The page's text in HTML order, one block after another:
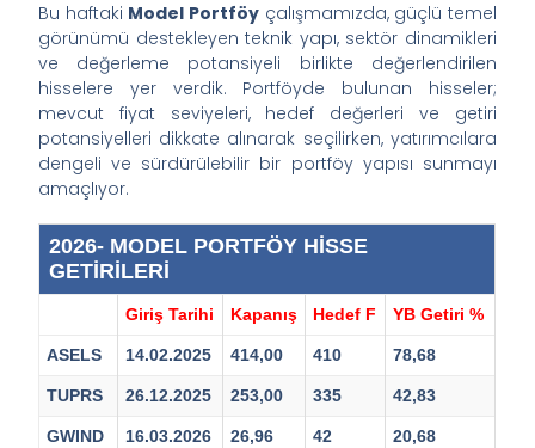
Bu haftaki Model Portföy çalışmamızda, güçlü temel
görünümü destekleyen teknik yapı, sektör dinamikleri
ve değerleme potansiyeli birlikte değerlendirilen
hisselere yer verdik. Portföyde bulunan hisseler;
mevcut fiyat seviyeleri, hedef değerleri ve getiri
potansiyelleri dikkate alınarak seçilirken, yatırımcılara
dengeli ve sürdürülebilir bir portföy yapısı sunmayı
amaçlıyor.
2026- MODEL PORTFÖY HİSSE
GETİRİLERİ
Giriş Tarihi Kapanış Hedef F YB Getiri %
ASELS 14.02.2025 414,00 410 78,68
TUPRS 26.12.2025 253,00 335 42,83
GWIND 16.03.2026 26,96 42 20,68